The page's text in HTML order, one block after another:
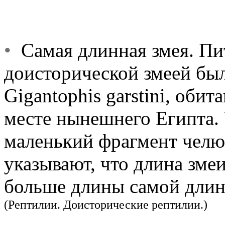
• Самая длинная змея.
доисторической змеей
Gigantophis garstini,
месте нынешнего
маленький фрагмент
указывают, что длина
больше длины самой
(Рептилии. Доисторические рептилии.)